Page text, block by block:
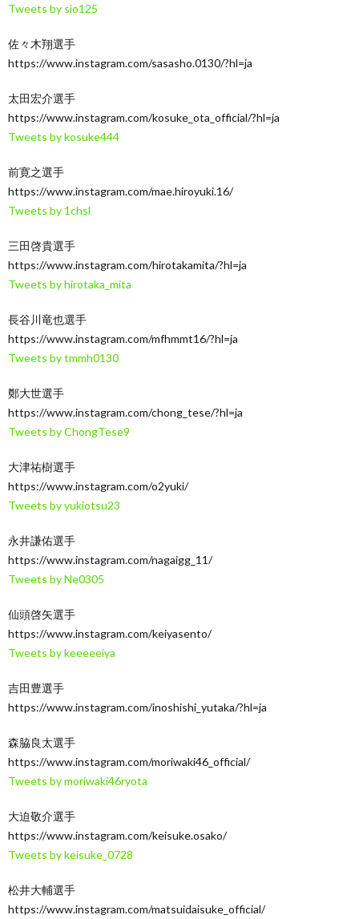
Tweets by sio125
佐々木翔選手
https://www.instagram.com/sasasho.0130/?hl=ja
太田宏介選手
https://www.instagram.com/kosuke_ota_official/?hl=ja
Tweets by kosuke444
前寛之選手
https://www.instagram.com/mae.hiroyuki.16/
Tweets by 1chsl
三田啓貴選手
https://www.instagram.com/hirotakamita/?hl=ja
Tweets by hirotaka_mita
長谷川竜也選手
https://www.instagram.com/mfhmmt16/?hl=ja
Tweets by tmmh0130
鄭大世選手
https://www.instagram.com/chong_tese/?hl=ja
Tweets by ChongTese9
大津祐樹選手
https://www.instagram.com/o2yuki/
Tweets by yukiotsu23
永井謙佑選手
https://www.instagram.com/nagaigg_11/
Tweets by Ne0305
仙頭啓矢選手
https://www.instagram.com/keiyasento/
Tweets by keeeeeiya
吉田豊選手
https://www.instagram.com/inoshishi_yutaka/?hl=ja
森脇良太選手
https://www.instagram.com/moriwaki46_official/
Tweets by moriwaki46ryota
大迫敬介選手
https://www.instagram.com/keisuke.osako/
Tweets by keisuke_0728
松井大輔選手
https://www.instagram.com/matsuidaisuke_official/